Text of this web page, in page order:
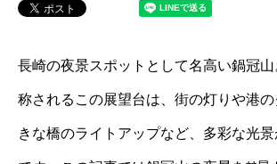
長崎の夜景スポットとして名高い鍋冠
称されるこの展望台は、街の灯りや港
きな橋のライトアップなど、多彩な光